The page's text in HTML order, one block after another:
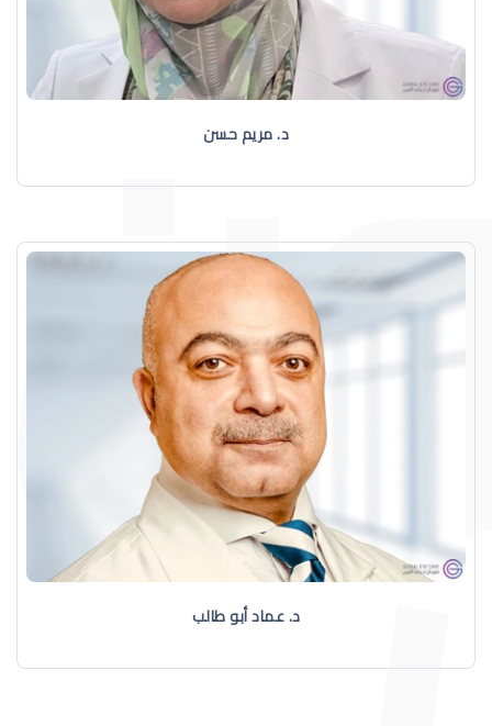
د. مريم حسن
د. عماد أبو طالب